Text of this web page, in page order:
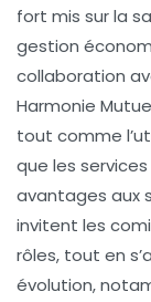
fort mis sur la
gestion
collaboration
Harmonie
tout comme
que les
avantages aux
invitent les
rôles, tout en
évolution,